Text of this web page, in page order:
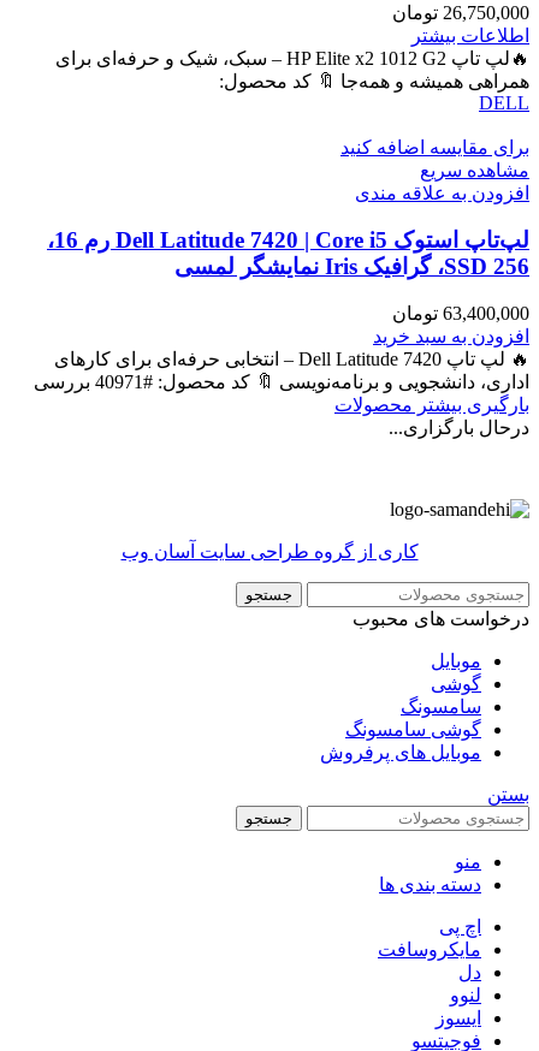
26,750,000 تومان
اطلاعات بیشتر
🔥لپ تاپ HP Elite x2 1012 G2 – سبک، شیک و حرفه‌ای برای
همراهی همیشه و همه‌جا 🔖 کد محصول:
DELL
برای مقایسه اضافه کنید
مشاهده سریع
افزودن به علاقه مندی
لپ‌تاپ استوک Dell Latitude 7420 | Core i5 رم 16،
SSD 256، گرافیک Iris نمایشگر لمسی
63,400,000 تومان
افزودن به سبد خرید
🔥 لپ تاپ Dell Latitude 7420 – انتخابی حرفه‌ای برای کارهای
اداری، دانشجویی و برنامه‌نویسی 🔖 کد محصول: #40971 بررسی
بارگیری بیشتر محصولات
درحال بارگزاری...
کاری از گروه طراحی سایت آسان وب
جستجو
درخواست های محبوب
موبایل
گوشی
سامسونگ
گوشی سامسونگ
موبایل های پرفروش
بستن
جستجو
منو
دسته بندی ها
اچ پی
مایکروسافت
دل
لنوو
ایسوز
فوجیتسو